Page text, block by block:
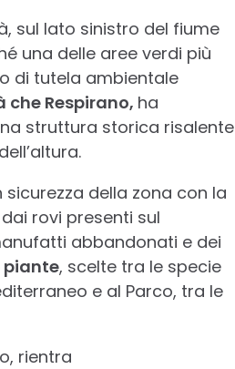
sul lato sinistro del fiume
una delle aree verdi più
di tutela ambientale
che Respirano, ha
struttura storica risalente
della zona con la
rovi presenti sul
abbandonati e dei
piante, scelte tra le specie
e al Parco, tra le
rientra